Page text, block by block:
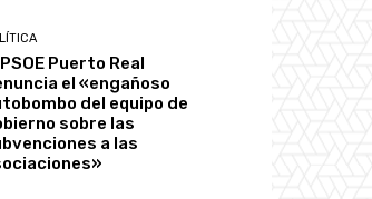
Puerto Real
el «engañoso
del equipo de
sobre las
a las